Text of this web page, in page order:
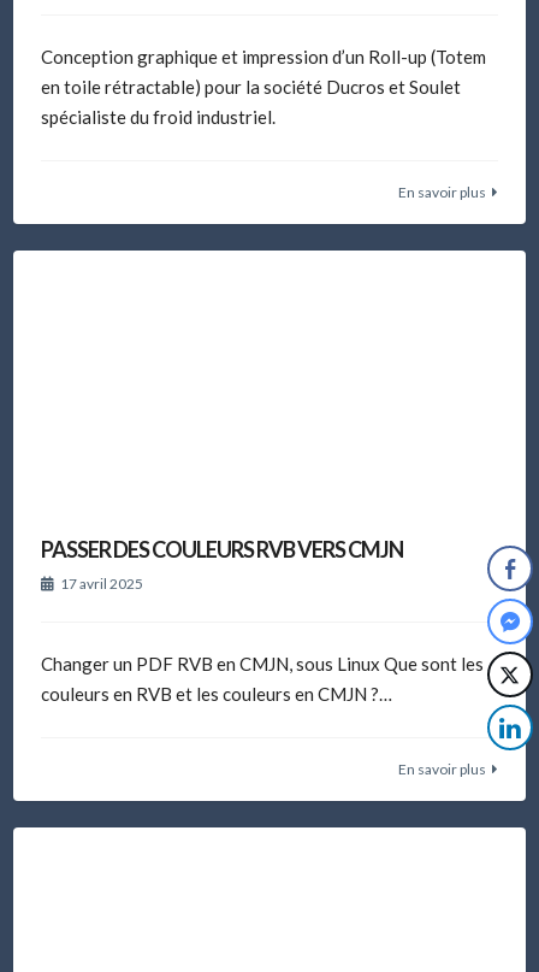
Conception graphique et impression d’un Roll-up (Totem
en toile rétractable) pour la société Ducros et Soulet
spécialiste du froid industriel.
En savoir plus
PASSER DES COULEURS RVB VERS CMJN
17 avril 2025
Changer un PDF RVB en CMJN, sous Linux Que sont les
couleurs en RVB et les couleurs en CMJN ?…
En savoir plus